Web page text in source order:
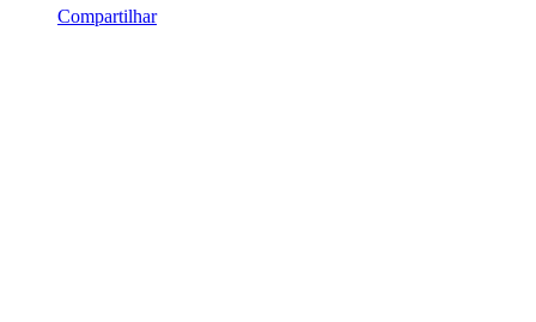
Compartilhar